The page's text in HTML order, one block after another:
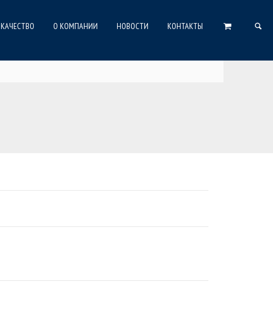
КАЧЕСТВО О КОМПАНИИ НОВОСТИ КОНТАКТЫ